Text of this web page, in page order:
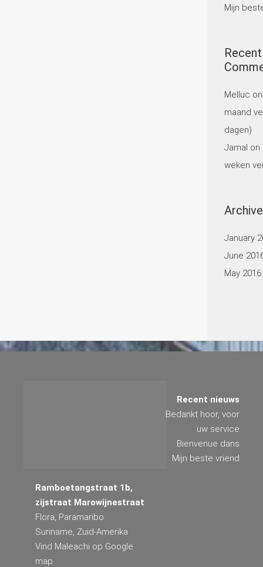
Mijn
Recent
Melluc
maand
dagen)
Jamal on
weken
January
June
May 2016
Ramboetangstraat 1b,
zijstraat Marowijnestraat
Flora, Paramaribo
Suriname, Zuid-Amerika
Vind Maleachi op Google
map
Recent nieuws
Bedankt hoor, voor
uw service
Bienvenue dans
Mijn beste vriend